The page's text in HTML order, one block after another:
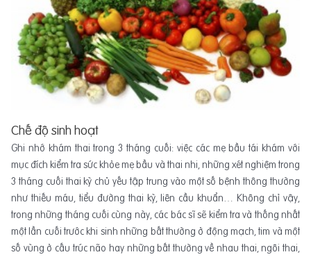
Chế độ sinh hoạt
Ghi nhớ khám thai trong 3 tháng cuối: việc các mẹ bầu tái khám với
mục đích kiểm tra sức khỏe mẹ bầu và thai nhi, những xét nghiệm trong
3 tháng cuối thai kỳ chủ yếu tập trung vào một số bệnh thông thường
như thiếu máu, tiểu đường thai kỳ, liên cầu khuẩn… Không chỉ vậy,
trong những tháng cuối cùng này, các bác sĩ sẽ kiểm tra và thống nhất
một lần cuối trước khi sinh những bất thường ở động mạch, tim và một
số vùng ở cấu trúc não hay những bất thường về nhau thai, ngôi thai,